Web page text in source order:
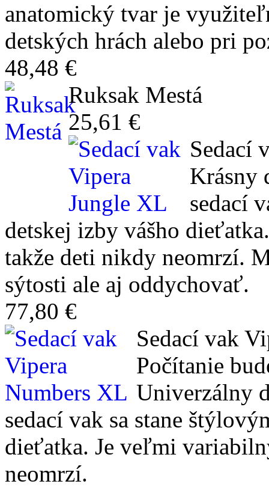
anatomický tvar je
detských hrách alebo pri
48,48 €
Ruksak Mestá
25,61 €
Sedací
Krásny
sedací
detskej izby vášho
takže deti nikdy neomrzí.
sýtosti ale aj oddychovať.
77,80 €
Sedací vak
Počítanie
Univerzálny
sedací vak sa stane
dieťatka. Je veľmi
neomrzí.